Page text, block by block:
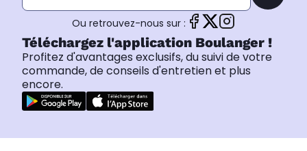
Ou retrouvez-nous sur :
Téléchargez l'application Boulanger !
Profitez d'avantages exclusifs, du suivi de votre
commande, de conseils d'entretien et plus
encore.